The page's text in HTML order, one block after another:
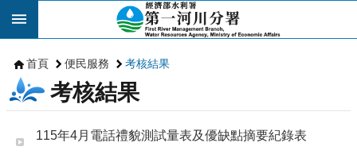
跳到主要內容區塊
首頁 便民服務 考核結果
考核結果
115年4月電話禮貌測試量表及優缺點摘要紀錄表